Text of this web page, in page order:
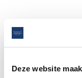
Deze website
Per 1 oktober
belangrijkste